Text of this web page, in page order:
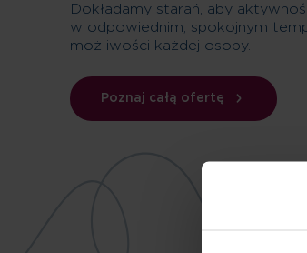
Dokładamy starań, aby
w odpowiednim, spokojnym
możliwości każdej osoby.
Poznaj całą ofertę